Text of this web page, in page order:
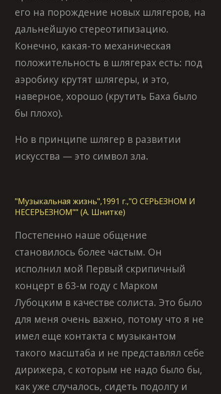
его нa порождение новых шлягеров, на
дaльнeйшyю стереотипизaцию.
Конечно, какая-то механическая
положительность в шлягерах есть: под
аэробику крутят шлягеры, и это,
наверное, хорошо (крутить Баха было
бы плохо).
Но в принципе шлягер в развитии
искусства — это символ зла.
"Музыкальная жизнь",1991 г.,"О СЕРЬЕЗНОМ И
НЕСЕРЬЕЗНОМ"" (А. Шнитке)
Постепенно наше общение
становилось более частым. Он
исполнил мой Первый скрипичный
концерт в 63-м году с Марком
Лубоцким в качестве солиста. Это было
для меня очень важно, потому что я не
имел еще контакта с музыкантом
такого масштаба и не представлял себе
дирижера, с которым не надо было бы,
как уже случалось, сидеть подолгу и